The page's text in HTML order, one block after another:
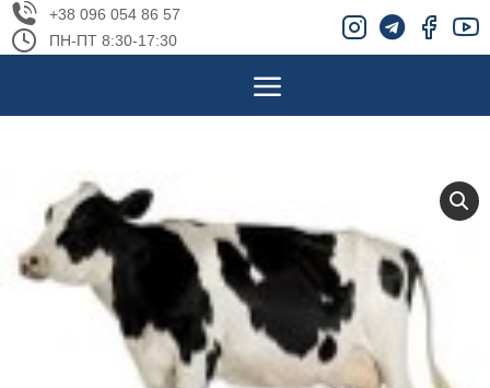
+38 096 054 86 57
ПН-ПТ 8:30-17:30